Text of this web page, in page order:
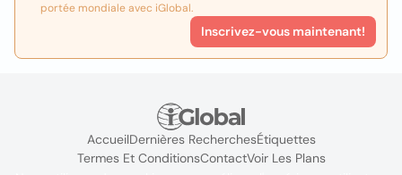
portée mondiale avec iGlobal.
Inscrivez-vous maintenant!
AccueilDernières RecherchesÉtiquettes
Termes Et ConditionsContactVoir Les Plans